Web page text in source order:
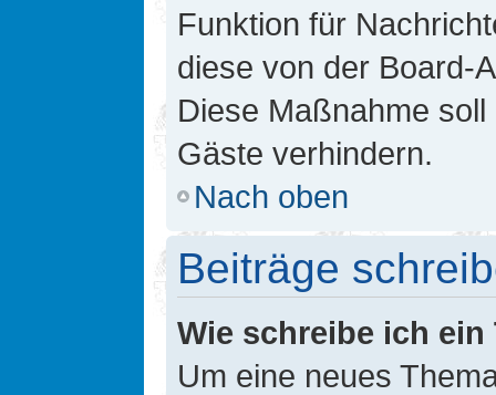
Funktion für
diese von der Board-
Diese Maßnahme
Gäste verhindern.
Nach oben
Beiträge
Wie schreibe ich ein
Um eine neues